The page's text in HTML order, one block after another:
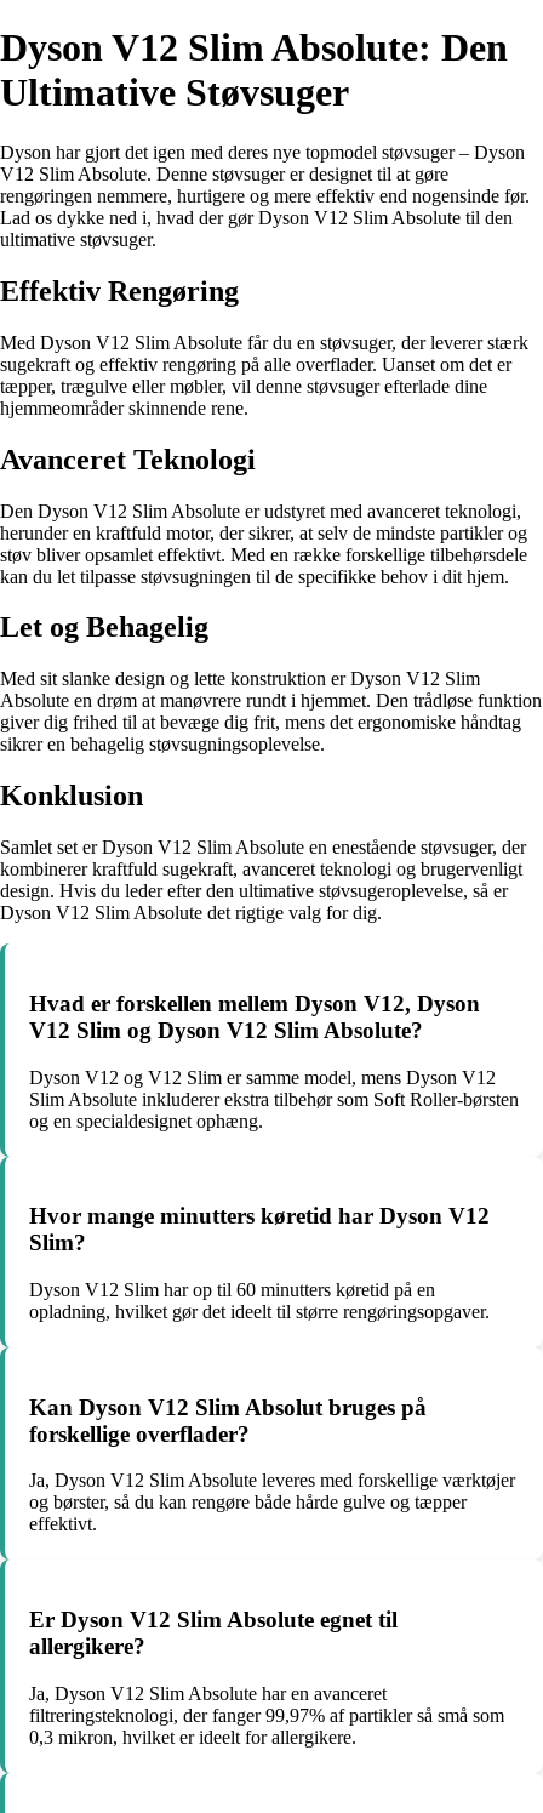
Dyson V12 Slim Absolute: Den
Ultimative Støvsuger
Dyson har gjort det igen med deres nye topmodel støvsuger – Dyson
V12 Slim Absolute. Denne støvsuger er designet til at gøre
rengøringen nemmere, hurtigere og mere effektiv end nogensinde før.
Lad os dykke ned i, hvad der gør Dyson V12 Slim Absolute til den
ultimative støvsuger.
Effektiv Rengøring
Med Dyson V12 Slim Absolute får du en støvsuger, der leverer stærk
sugekraft og effektiv rengøring på alle overflader. Uanset om det er
tæpper, trægulve eller møbler, vil denne støvsuger efterlade dine
hjemmeområder skinnende rene.
Avanceret Teknologi
Den Dyson V12 Slim Absolute er udstyret med avanceret teknologi,
herunder en kraftfuld motor, der sikrer, at selv de mindste partikler og
støv bliver opsamlet effektivt. Med en række forskellige tilbehørsdele
kan du let tilpasse støvsugningen til de specifikke behov i dit hjem.
Let og Behagelig
Med sit slanke design og lette konstruktion er Dyson V12 Slim
Absolute en drøm at manøvrere rundt i hjemmet. Den trådløse funktion
giver dig frihed til at bevæge dig frit, mens det ergonomiske håndtag
sikrer en behagelig støvsugningsoplevelse.
Konklusion
Samlet set er Dyson V12 Slim Absolute en enestående støvsuger, der
kombinerer kraftfuld sugekraft, avanceret teknologi og brugervenligt
design. Hvis du leder efter den ultimative støvsugeroplevelse, så er
Dyson V12 Slim Absolute det rigtige valg for dig.
Hvad er forskellen mellem Dyson V12, Dyson
V12 Slim og Dyson V12 Slim Absolute?
Dyson V12 og V12 Slim er samme model, mens Dyson V12
Slim Absolute inkluderer ekstra tilbehør som Soft Roller-børsten
og en specialdesignet ophæng.
Hvor mange minutters køretid har Dyson V12
Slim?
Dyson V12 Slim har op til 60 minutters køretid på en
opladning, hvilket gør det ideelt til større rengøringsopgaver.
Kan Dyson V12 Slim Absolut bruges på
forskellige overflader?
Ja, Dyson V12 Slim Absolute leveres med forskellige værktøjer
og børster, så du kan rengøre både hårde gulve og tæpper
effektivt.
Er Dyson V12 Slim Absolute egnet til
allergikere?
Ja, Dyson V12 Slim Absolute har en avanceret
filtreringsteknologi, der fanger 99,97% af partikler så små som
0,3 mikron, hvilket er ideelt for allergikere.